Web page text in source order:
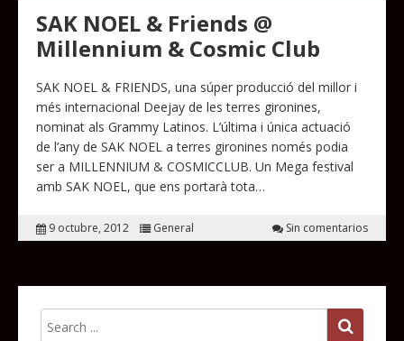
SAK NOEL & Friends @
Millennium & Cosmic Club
SAK NOEL & FRIENDS, una súper producció del millor i
més internacional Deejay de les terres gironines,
nominat als Grammy Latinos. L’última i única actuació
de l’any de SAK NOEL a terres gironines només podia
ser a MILLENNIUM & COSMICCLUB. Un Mega festival
amb SAK NOEL, que ens portarà tota…
9 octubre, 2012 General Sin comentarios